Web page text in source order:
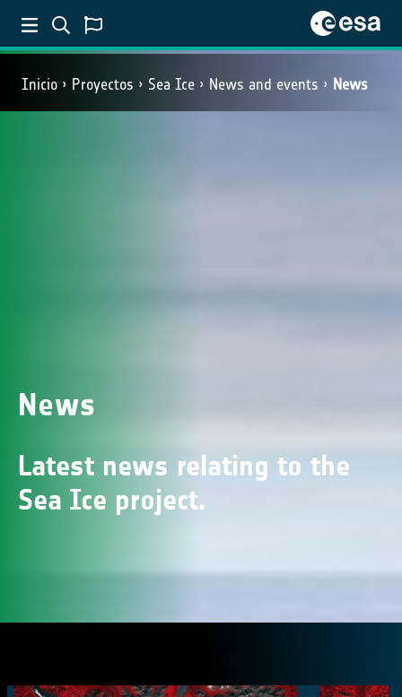
Inicio Proyectos Sea Ice News and events News
News
Latest news relating to the
Sea Ice project.